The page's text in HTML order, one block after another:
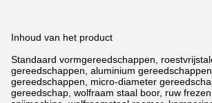
Inhoud van het product
Standaard vormgereedschappen,
gereedschappen, aluminium
gereedschappen, micro-diameter
gereedschap, wolfraam staal boor, ruw frezen